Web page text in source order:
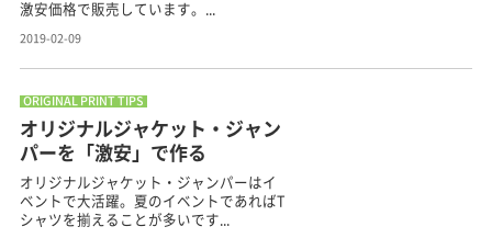
激安価格で販売しています。...
2019-02-09
ORIGINAL PRINT TIPS
オリジナルジャケット・ジャン
パーを「激安」で作る
オリジナルジャケット・ジャンパーはイ
ベントで大活躍。夏のイベントであればT
シャツを揃えることが多いです...